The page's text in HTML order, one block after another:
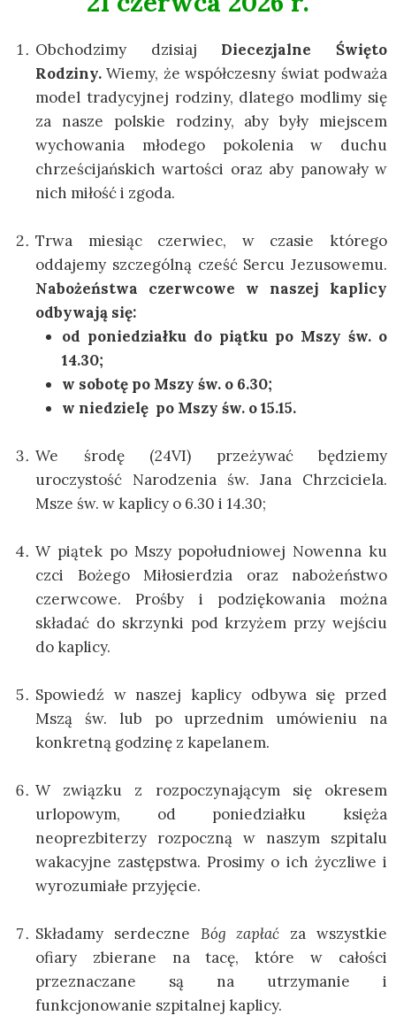
Obchodzimy dzisiaj Diecezjalne Święto
Rodziny. Wiemy, że współczesny świat podważa
model tradycyjnej rodziny, dlatego modlimy się
za nasze polskie rodziny, aby były miejscem
wychowania młodego pokolenia w duchu
chrześcijańskich wartości oraz aby panowały w
nich miłość i zgoda.
Trwa miesiąc czerwiec, w czasie którego
oddajemy szczególną cześć Sercu Jezusowemu.
Nabożeństwa czerwcowe w naszej kaplicy
odbywają się:
od poniedziałku do piątku po Mszy św. o
14.30;
w sobotę po Mszy św. o 6.30;
w niedzielę po Mszy św. o 15.15.
We środę (24VI) przeżywać będziemy
uroczystość Narodzenia św. Jana Chrzciciela.
Msze św. w kaplicy o 6.30 i 14.30;
W piątek po Mszy popołudniowej Nowenna ku
czci Bożego Miłosierdzia oraz nabożeństwo
czerwcowe. Prośby i podziękowania można
składać do skrzynki pod krzyżem przy wejściu
do kaplicy.
Spowiedź w naszej kaplicy odbywa się przed
Mszą św. lub po uprzednim umówieniu na
konkretną godzinę z kapelanem.
W związku z rozpoczynającym się okresem
urlopowym, od poniedziałku księża
neoprezbiterzy rozpoczną w naszym szpitalu
wakacyjne zastępstwa. Prosimy o ich życzliwe i
wyrozumiałe przyjęcie.
Składamy serdeczne Bóg zapłać za wszystkie
ofiary zbierane na tacę, które w całości
przeznaczane są na utrzymanie i
funkcjonowanie szpitalnej kaplicy.